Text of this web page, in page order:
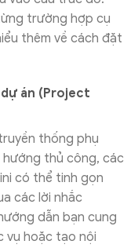
trường hợp cụ
thêm về cách đặt
án (Project
thống phụ
hướng thủ công, các
có thể tinh gọn
các lời nhắc
dẫn bạn cung
vụ hoặc tạo nội